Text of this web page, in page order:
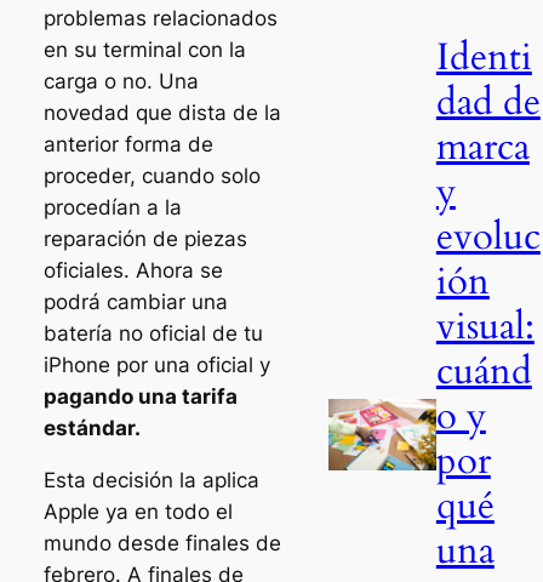
problemas relacionados
en su terminal con la
carga o no. Una
novedad que dista de la
anterior forma de
proceder, cuando solo
procedían a la
reparación de piezas
oficiales. Ahora se
podrá cambiar una
batería no oficial de tu
iPhone por una oficial y
pagando una tarifa
estándar.
Esta decisión la aplica
Apple ya en todo el
mundo desde finales de
febrero. A finales de
Identi
dad de
marca
y
evoluc
ión
visual:
cuánd
o y
por
qué
una